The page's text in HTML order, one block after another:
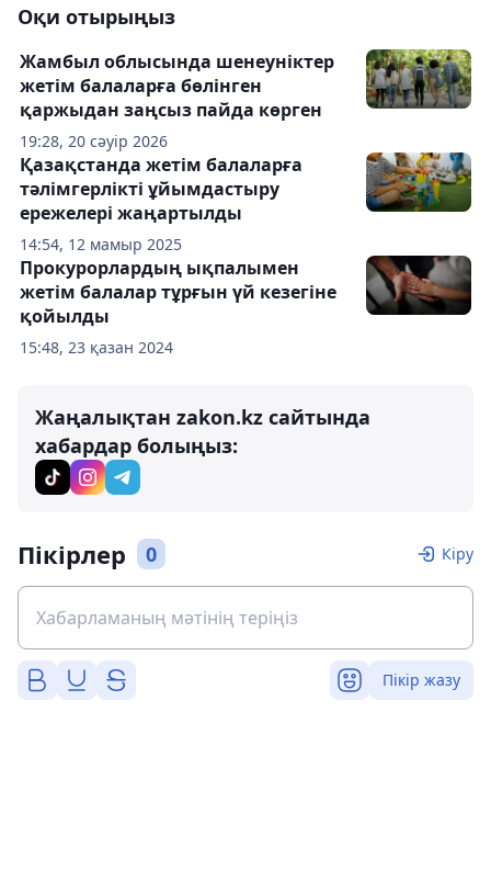
Оқи отырыңыз
19:28, 20 сәуір 2026
Жамбыл облысында шенеуніктер
жетім балаларға бөлінген
қаржыдан заңсыз пайда көрген
14:54, 12 мамыр 2025
Қазақстанда жетім балаларға
тәлімгерлікті ұйымдастыру
ережелері жаңартылды
15:48, 23 қазан 2024
Прокурорлардың ықпалымен
жетім балалар тұрғын үй кезегіне
қойылды
Жаңалықтан zakon.kz сайтында
хабардар болыңыз:
Пікірлер 0 Кіру
Пікір жазу